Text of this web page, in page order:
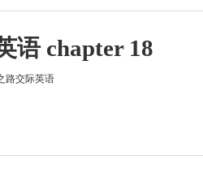
语 chapter 18
路交际英语